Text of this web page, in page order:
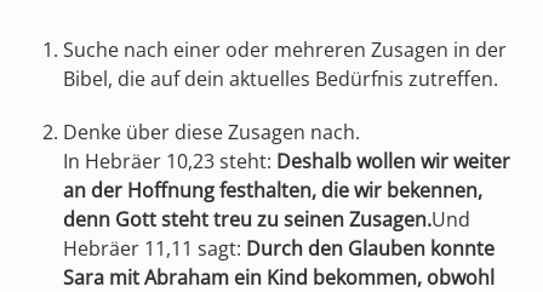
Suche nach einer oder mehreren Zusagen in der
Bibel, die auf dein aktuelles Bedürfnis zutreffen.
Denke über diese Zusagen nach.
In Hebräer 10,23 steht: Deshalb wollen wir weiter
an der Hoffnung festhalten, die wir bekennen,
denn Gott steht treu zu seinen Zusagen.Und
Hebräer 11,11 sagt: Durch den Glauben konnte
Sara mit Abraham ein Kind bekommen, obwohl